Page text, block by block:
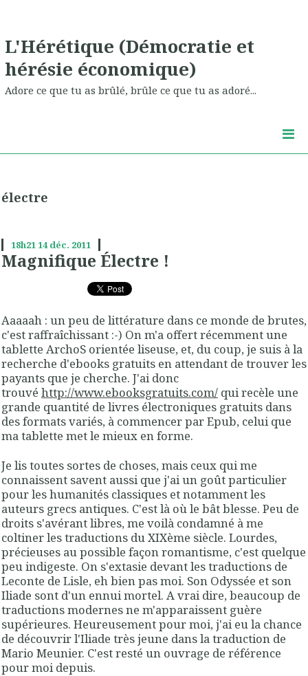
L'Hérétique (Démocratie et
hérésie économique)
Adore ce que tu as brûlé, brûle ce que tu as adoré...
électre
18h2114 déc. 2011
Magnifique Électre !
Aaaaah : un peu de littérature dans ce monde de brutes,
c'est raffraîchissant :-) On m'a offert récemment une
tablette ArchoS orientée liseuse, et, du coup, je suis à la
recherche d'ebooks gratuits en attendant de trouver les
payants que je cherche. J'ai donc
trouvé http://www.ebooksgratuits.com/ qui recèle une
grande quantité de livres électroniques gratuits dans
des formats variés, à commencer par Epub, celui que
ma tablette met le mieux en forme.
Je lis toutes sortes de choses, mais ceux qui me
connaissent savent aussi que j'ai un goût particulier
pour les humanités classiques et notamment les
auteurs grecs antiques. C'est là où le bât blesse. Peu de
droits s'avérant libres, me voilà condamné à me
coltiner les traductions du XIXème siècle. Lourdes,
précieuses au possible façon romantisme, c'est quelque
peu indigeste. On s'extasie devant les traductions de
Leconte de Lisle, eh bien pas moi. Son Odyssée et son
Iliade sont d'un ennui mortel. A vrai dire, beaucoup de
traductions modernes ne m'apparaissent guère
supérieures. Heureusement pour moi, j'ai eu la chance
de découvrir l'Iliade très jeune dans la traduction de
Mario Meunier. C'est resté un ouvrage de référence
pour moi depuis.